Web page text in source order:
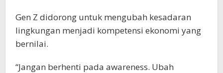
Gen Z didorong untuk mengubah kesadaran
lingkungan menjadi kompetensi ekonomi yang
bernilai.
“Jangan berhenti pada awareness. Ubah